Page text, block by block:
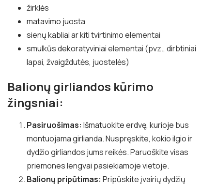
žirklės
matavimo juosta
sienų kabliai ar kiti tvirtinimo elementai
smulkūs dekoratyviniai elementai (pvz., dirbtiniai
lapai, žvaigždutės, juostelės)
Balionų girliandos kūrimo
žingsniai:
Pasiruošimas: Išmatuokite erdvę, kurioje bus
montuojama girlianda. Nuspręskite, kokio ilgio ir
dydžio girliandos jums reikės. Paruoškite visas
priemones lengvai pasiekiamoje vietoje.
Balionų pripūtimas: Pripūskite įvairių dydžių